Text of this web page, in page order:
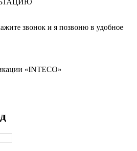
звонок и я позвоню в удобное
«INTECO»